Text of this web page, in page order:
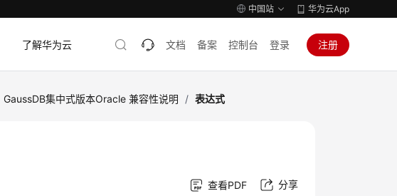
中国站 华为云App
了解华为云 文档 备案 控制台 登录 注册
GaussDB集中式版本Oracle 兼容性说明 / 表达式
查看PDF 分享